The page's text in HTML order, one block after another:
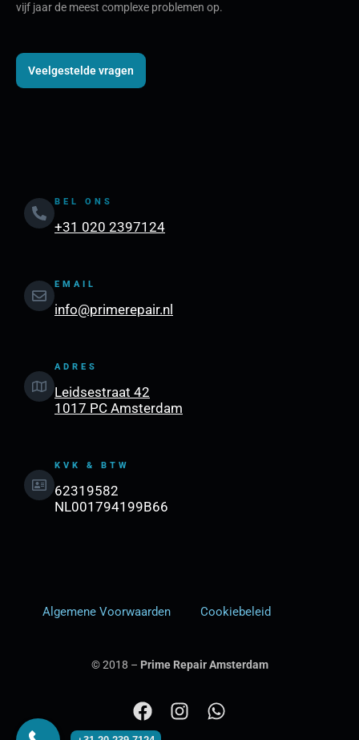
vijf jaar de meest complexe problemen op.
Veelgestelde vragen
BEL ONS
+31 020 2397124
EMAIL
info@primerepair.nl
ADRES
Leidsestraat 42
1017 PC Amsterdam
KVK & BTW
62319582
NL001794199B66
Algemene Voorwaarden Cookiebeleid
© 2018 – Prime Repair Amsterdam
F
a
I W